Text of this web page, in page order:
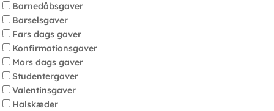
Barnedåbsgaver
Barselsgaver
Fars dags gaver
Konfirmationsgaver
Mors dags gaver
Studentergaver
Valentinsgaver
Halskæder